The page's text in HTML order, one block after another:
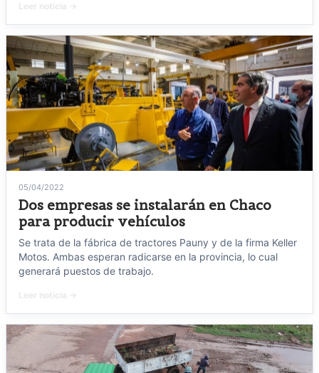
05/04/2022
Dos empresas se instalarán en Chaco
para producir vehículos
Se trata de la fábrica de tractores Pauny y de la firma Keller
Motos. Ambas esperan radicarse en la provincia, lo cual
generará puestos de trabajo.